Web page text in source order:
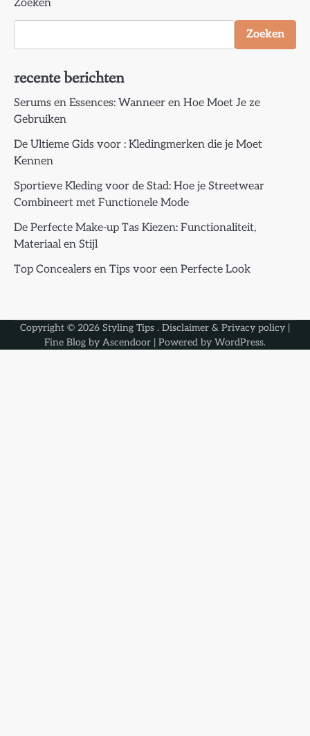
Zoeken
Zoeken
recente berichten
Serums en Essences: Wanneer en Hoe Moet Je ze
Gebruiken
De Ultieme Gids voor : Kledingmerken die je Moet
Kennen
Sportieve Kleding voor de Stad: Hoe je Streetwear
Combineert met Functionele Mode
De Perfecte Make-up Tas Kiezen: Functionaliteit,
Materiaal en Stijl
Top Concealers en Tips voor een Perfecte Look
Copyright © 2026 Styling Tips . Disclaimer & Privacy policy |
Fine Blog by Ascendoor | Powered by WordPress.